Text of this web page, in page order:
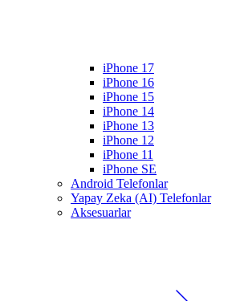
iPhone 17
iPhone 16
iPhone 15
iPhone 14
iPhone 13
iPhone 12
iPhone 11
iPhone SE
Android Telefonlar
Yapay Zeka (AI) Telefonlar
Aksesuarlar